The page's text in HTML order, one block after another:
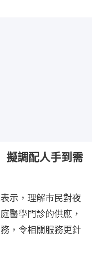
調配人手到需
示，理解市民對夜
醫學門診的供應，
，令相關服務更針